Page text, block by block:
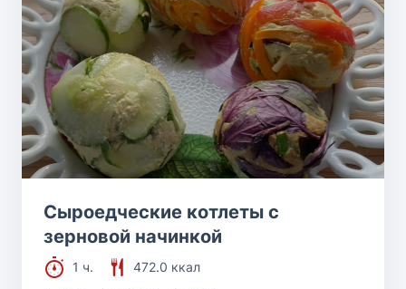
Сыроедческие котлеты с
зерновой начинкой
1 ч.
472.0 ккал